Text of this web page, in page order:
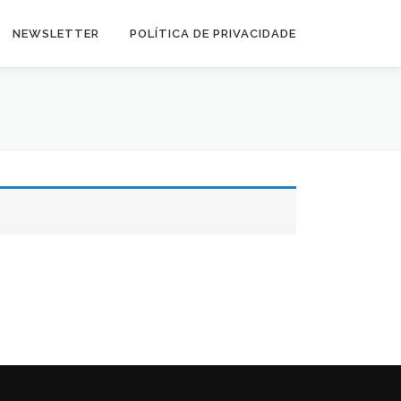
NEWSLETTER POLÍTICA DE PRIVACIDADE